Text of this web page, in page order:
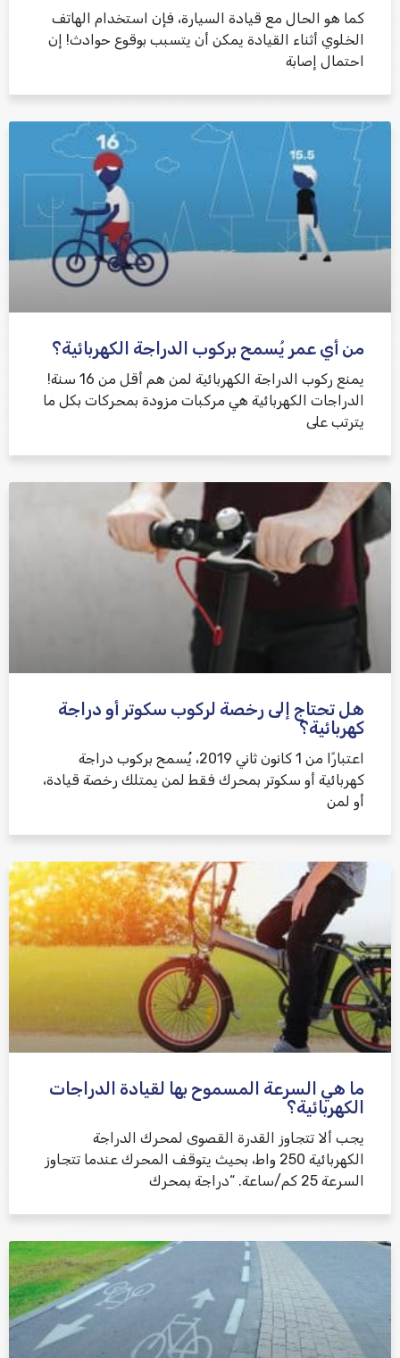
كما هو الحال مع قيادة السيارة، فإن استخدام الهاتف
الخلوي أثناء القيادة يمكن أن يتسبب بوقوع حوادث! إن
احتمال إصابة
من أي عمر يُسمح بركوب الدراجة الكهربائية؟
يمنع ركوب الدراجة الكهربائية لمن هم أقل من 16 سنة!
الدراجات الكهربائية هي مركبات مزودة بمحركات بكل ما
يترتب على
هل تحتاج إلى رخصة لركوب سكوتر أو دراجة
كهربائية؟
اعتبارًا من 1 كانون ثاني 2019، يُسمح بركوب دراجة
كهربائية أو سكوتر بمحرك فقط لمن يمتلك رخصة قيادة،
أو لمن
ما هي السرعة المسموح بها لقيادة الدراجات
الكهربائية؟
يجب ألا تتجاوز القدرة القصوى لمحرك الدراجة
الكهربائية 250 واط، بحيث يتوقف المحرك عندما تتجاوز
السرعة 25 كم/ساعة. “دراجة بمحرك